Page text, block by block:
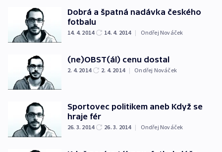
Dobrá a špatná nadávka českého
fotbalu
14. 4. 2014 14. 4. 2014 | Ondřej Nováček
(ne)OBST(ál) cenu dostal
2. 4. 2014 2. 4. 2014 | Ondřej Nováček
Sportovec politikem aneb Když se
hraje fér
26. 3. 2014 26. 3. 2014 | Ondřej Nováček